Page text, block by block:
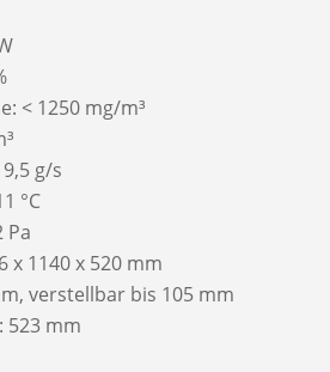
< 1250 mg/m³
g/s
°C
Pa
x 1140 x 520 mm
verstellbar bis 105 mm
523 mm